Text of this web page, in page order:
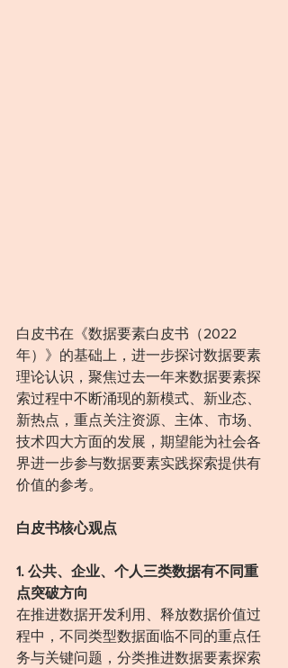
白皮书在《数据要素白皮书（2022
年）》的基础上，进一步探讨数据要素
理论认识，聚焦过去一年来数据要素探
索过程中不断涌现的新模式、新业态、
新热点，重点关注资源、主体、市场、
技术四大方面的发展，期望能为社会各
界进一步参与数据要素实践探索提供有
价值的参考。
白皮书核心观点
1. 公共、企业、个人三类数据有不同重
点突破方向
在推进数据开发利用、释放数据价值过
程中，不同类型数据面临不同的重点任
务与关键问题，分类推进数据要素探索